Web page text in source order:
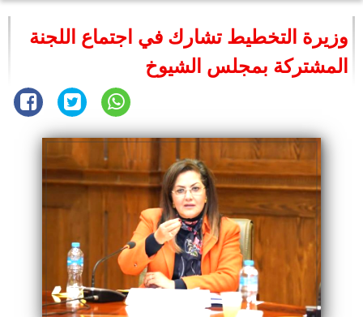
وزيرة التخطيط تشارك في اجتماع اللجنة
المشتركة بمجلس الشيوخ